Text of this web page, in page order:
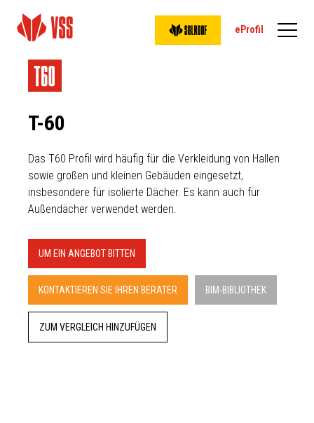
eProfil
T-60
Das T60 Profil wird häufig für die Verkleidung von Hallen
sowie großen und kleinen Gebäuden eingesetzt,
insbesondere für isolierte Dächer. Es kann auch für
Außendächer verwendet werden.
UM EIN ANGEBOT BITTEN
KONTAKTIEREN SIE IHREN BERATER BIM-BIBLIOTHEK
ZUM VERGLEICH HINZUFÜGEN